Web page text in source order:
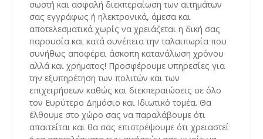
σωστή και ασφαλή διεκπεραίωση των αιτημάτων
σας εγγράφως ή ηλεκτρονικά, άμεσα και
αποτελεσματικά χωρίς να χρειάζεται η δική σας
παρουσία και κατά συνέπεια την ταλαιπωρία που
συνήθως αποφέρει άσκοπη κατανάλωση χρόνου
αλλά και χρήματος! Προσφέρουμε υπηρεσίες για
την εξυπηρέτηση των πολιτών και των
επιχειρήσεων καθώς και διεκπεραιώσεις σε όλο
τον Ευρύτερο Δημόσιο και Ιδιωτικό τομέα. Θα
έλθουμε στο χώρο σας να παραλάβουμε ότι
απαιτείται και θα σας επιστρέψουμε ότι χρειαστεί